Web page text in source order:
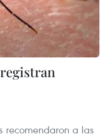
registran
recomendaron a las